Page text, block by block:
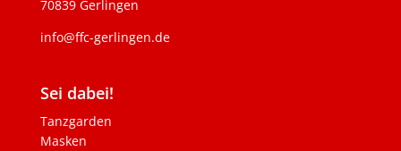
70839 Gerlingen
info@ffc-gerlingen.de
Sei dabei!
Tanzgarden
Masken